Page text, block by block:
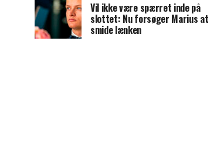
Vil ikke være spærret inde på
slottet: Nu forsøger Marius at
smide lænken